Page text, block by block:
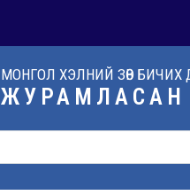
МОНГОЛ ХЭЛНИЙ ЗӨВ
ЖУРАМЛАСАН